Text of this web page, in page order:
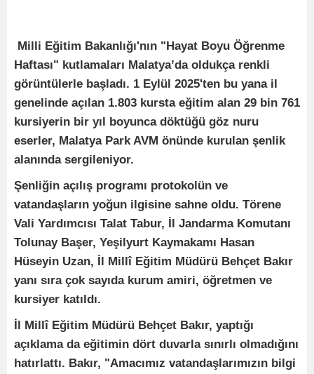
Milli Eğitim Bakanlığı'nın "Hayat Boyu Öğrenme
Haftası" kutlamaları Malatya’da oldukça renkli
görüntülerle başladı. 1 Eylül 2025'ten bu yana il
genelinde açılan 1.803 kursta eğitim alan 29 bin 761
kursiyerin bir yıl boyunca döktüğü göz nuru
eserler, Malatya Park AVM önünde kurulan şenlik
alanında sergileniyor.
Şenliğin açılış programı protokolün ve
vatandaşların yoğun ilgisine sahne oldu. Törene
Vali Yardımcısı Talat Tabur, İl Jandarma Komutanı
Tolunay Başer, Yeşilyurt Kaymakamı Hasan
Hüseyin Uzan, İl Millî Eğitim Müdürü Behçet Bakır
yanı sıra çok sayıda kurum amiri, öğretmen ve
kursiyer katıldı.
İl Millî Eğitim Müdürü Behçet Bakır, yaptığı
açıklama da eğitimin dört duvarla sınırlı olmadığını
hatırlattı. Bakır, "Amacımız vatandaşlarımızın bilgi